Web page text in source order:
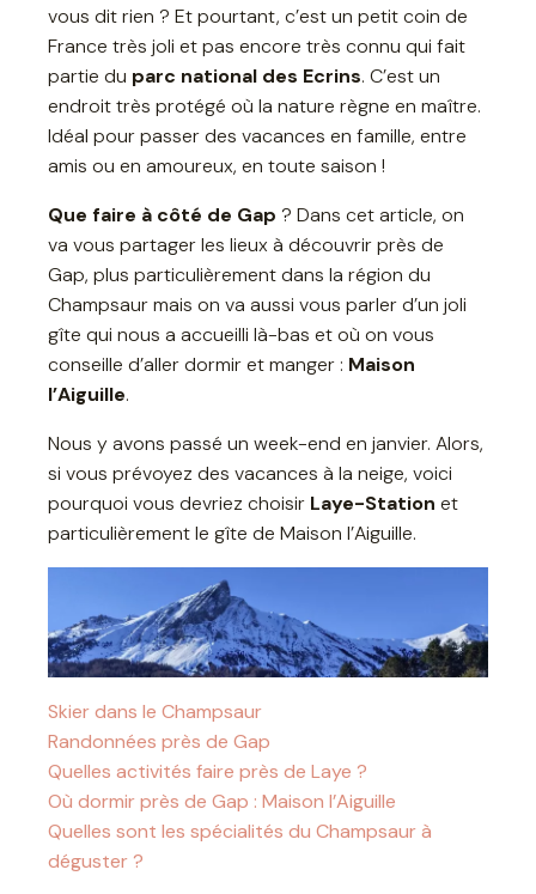
vous dit rien ? Et pourtant, c’est un petit coin de
France très joli et pas encore très connu qui fait
partie du parc national des Ecrins. C’est un
endroit très protégé où la nature règne en maître.
Idéal pour passer des vacances en famille, entre
amis ou en amoureux, en toute saison !
Que faire à côté de Gap ? Dans cet article, on
va vous partager les lieux à découvrir près de
Gap, plus particulièrement dans la région du
Champsaur mais on va aussi vous parler d’un joli
gîte qui nous a accueilli là-bas et où on vous
conseille d’aller dormir et manger : Maison
l’Aiguille.
Nous y avons passé un week-end en janvier. Alors,
si vous prévoyez des vacances à la neige, voici
pourquoi vous devriez choisir Laye-Station et
particulièrement le gîte de Maison l’Aiguille.
Skier dans le Champsaur
Randonnées près de Gap
Quelles activités faire près de Laye ?
Où dormir près de Gap : Maison l’Aiguille
Quelles sont les spécialités du Champsaur à
déguster ?